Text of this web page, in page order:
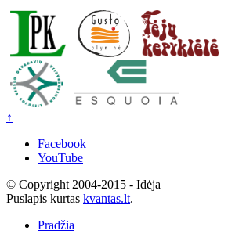
↑
Facebook
YouTube
© Copyright 2004-2015 - Idėja
Puslapis kurtas kvantas.lt.
Pradžia